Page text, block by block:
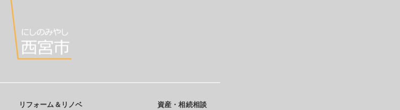
リフォーム＆リノベ
資産・相続相談